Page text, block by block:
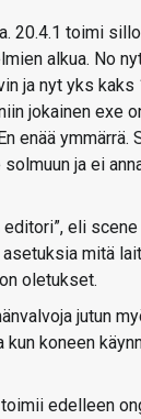
20.4.1 toimi
alkua. No
ja nyt yks
jokainen exe
enää
ja ei
editori”, eli
mitä
oletukset.
jutun
koneen
toimii edelleen